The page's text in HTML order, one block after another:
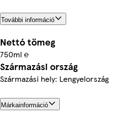
További információ
Nettó tömeg
750ml ℮
Származási ország
Származási hely: Lengyelország
Márkainformáció